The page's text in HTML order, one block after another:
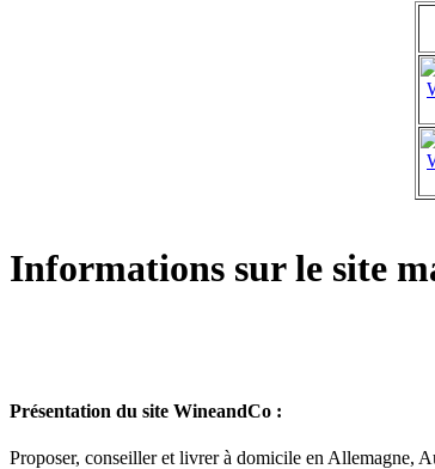
Informations sur le site
Présentation du site WineandCo :
Proposer, conseiller et livrer à domicile en Allemagne,